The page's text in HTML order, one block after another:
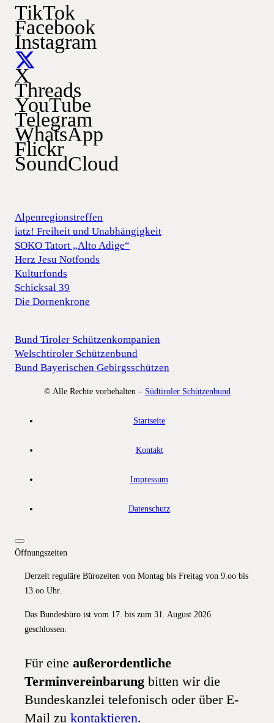
TikTok
Facebook
Instagram
X
Threads
YouTube
Telegram
WhatsApp
Flickr
SoundCloud
Alpenregionstreffen
iatz! Freiheit und Unabhängigkeit
SOKO Tatort „Alto Adige“
Herz Jesu Notfonds
Kulturfonds
Schicksal 39
Die Dornenkrone
Bund Tiroler Schützenkompanien
Welschtiroler Schützenbund
Bund Bayerischen Gebirgsschützen
© Alle Rechte vorbehalten – Südtiroler Schützenbund
Startseite
Kontakt
Impressum
Datenschutz
Öffnungszeiten
Derzeit reguläre Bürozeiten von Montag bis Freitag von 9.oo bis
13.oo Uhr.
Das Bundesbüro ist vom 17. bis zum 31. August 2026
geschlossen.
Für eine außerordentliche
Terminvereinbarung bitten wir die
Bundeskanzlei telefonisch oder über E-
Mail zu kontaktieren.